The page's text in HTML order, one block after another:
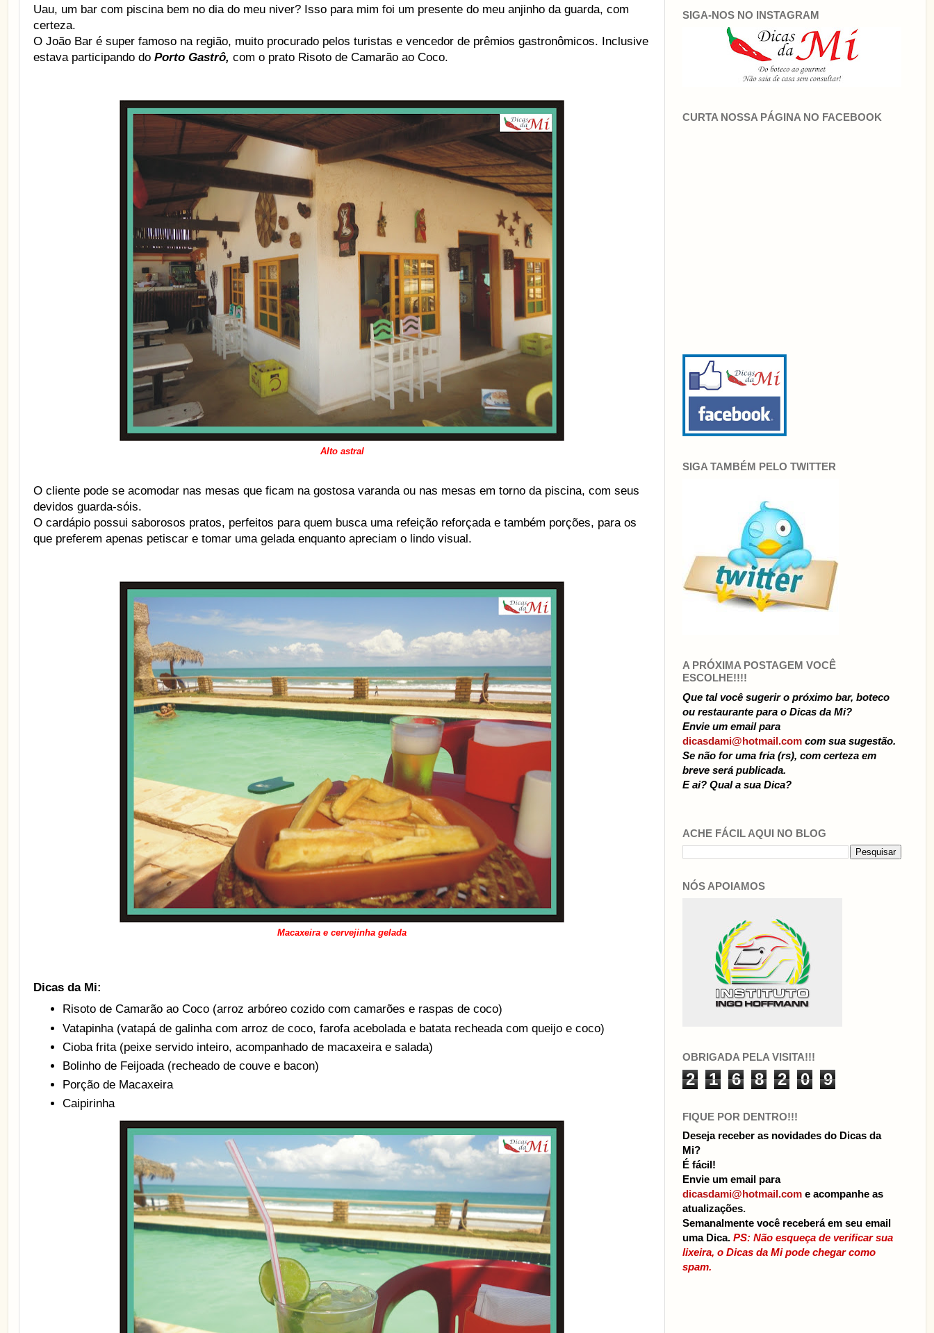
Uau, um bar com piscina bem no dia do meu niver? Isso para mim foi um presente do meu anjinho da guarda, com
certeza.
O João Bar é super famoso na região, muito procurado pelos turistas e vencedor de prêmios gastronômicos. Inclusive
estava participando do Porto Gastrô, com o prato Risoto de Camarão ao Coco.
Alto astral
O cliente pode se acomodar nas mesas que ficam na gostosa varanda ou nas mesas em torno da piscina, com seus
devidos guarda-sóis.
O cardápio possui saborosos pratos, perfeitos para quem busca uma refeição reforçada e também porções, para os
que preferem apenas petiscar e tomar uma gelada enquanto apreciam o lindo visual.
Macaxeira e cervejinha gelada
Dicas da Mi:
Risoto de Camarão ao Coco (arroz arbóreo cozido com camarões e raspas de coco)
Vatapinha (vatapá de galinha com arroz de coco, farofa acebolada e batata recheada com queijo e coco)
Cioba frita (peixe servido inteiro, acompanhado de macaxeira e salada)
Bolinho de Feijoada (recheado de couve e bacon)
Porção de Macaxeira
Caipirinha
SIGA-NOS NO INSTAGRAM
CURTA NOSSA PÁGINA NO FACEBOOK
SIGA TAMBÉM PELO TWITTER
A PRÓXIMA POSTAGEM VOCÊ
ESCOLHE!!!!
Que tal você sugerir o próximo bar, boteco
ou restaurante para o Dicas da Mi?
Envie um email para
dicasdami@hotmail.com com sua sugestão.
Se não for uma fria (rs), com certeza em
breve será publicada.
E ai? Qual a sua Dica?
ACHE FÁCIL AQUI NO BLOG
NÓS APOIAMOS
OBRIGADA PELA VISITA!!!
2 1 6 8 2 0 9
FIQUE POR DENTRO!!!
Deseja receber as novidades do Dicas da
Mi?
É fácil!
Envie um email para
dicasdami@hotmail.com e acompanhe as
atualizações.
Semanalmente você receberá em seu email
uma Dica. PS: Não esqueça de verificar sua
lixeira, o Dicas da Mi pode chegar como
spam.